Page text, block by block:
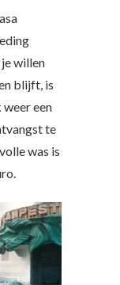
willen
blijft, is
een
te
was is